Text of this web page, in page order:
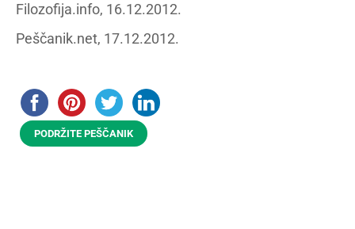
Filozofija.info, 16.12.2012.
Peščanik.net, 17.12.2012.
PODRŽITE PEŠČANIK